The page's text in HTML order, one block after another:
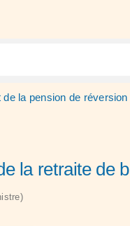
la pension de
la retraite de